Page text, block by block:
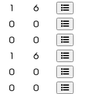
1
6
0
0
0
0
1
6
0
0
0
0